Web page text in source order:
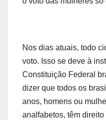
Nos dias atuais, todo
voto. Isso se deve à
Constituição Federal
dizer que todos os
anos, homens ou
analfabetos, têm